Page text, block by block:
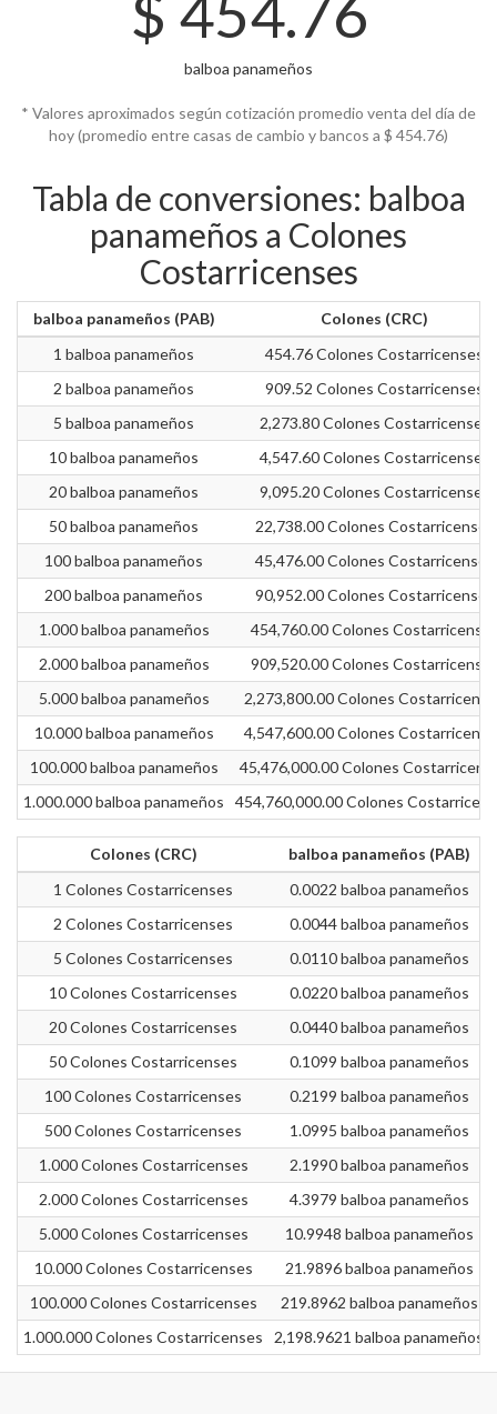
balboa panameños
* Valores aproximados según cotización promedio venta del día de
hoy (promedio entre casas de cambio y bancos a $ 454.76)
Tabla de conversiones: balboa
panameños a Colones
Costarricenses
balboa panameños (PAB)
Colones (CRC)
1 balboa panameños
454.76 Colones Costarricenses
2 balboa panameños
909.52 Colones Costarricenses
5 balboa panameños
2,273.80 Colones Costarricenses
10 balboa panameños
4,547.60 Colones Costarricenses
20 balboa panameños
9,095.20 Colones Costarricenses
50 balboa panameños
22,738.00 Colones Costarricenses
100 balboa panameños
45,476.00 Colones Costarricenses
200 balboa panameños
90,952.00 Colones Costarricenses
1.000 balboa panameños
454,760.00 Colones
2.000 balboa panameños
909,520.00 Colones
5.000 balboa panameños
2,273,800.00 Colones
10.000 balboa panameños
4,547,600.00 Colones
100.000 balboa panameños
45,476,000.00 Colones
1.000.000 balboa panameños
454,760,000.00 Colones
Colones (CRC)
balboa panameños (PAB)
1 Colones Costarricenses
0.0022 balboa panameños
2 Colones Costarricenses
0.0044 balboa panameños
5 Colones Costarricenses
0.0110 balboa panameños
10 Colones Costarricenses
0.0220 balboa panameños
20 Colones Costarricenses
0.0440 balboa panameños
50 Colones Costarricenses
0.1099 balboa panameños
100 Colones Costarricenses
0.2199 balboa panameños
500 Colones Costarricenses
1.0995 balboa panameños
1.000 Colones Costarricenses
2.1990 balboa panameños
2.000 Colones Costarricenses
4.3979 balboa panameños
5.000 Colones Costarricenses
10.9948 balboa panameños
10.000 Colones Costarricenses
21.9896 balboa panameños
100.000 Colones Costarricenses
219.8962 balboa panameños
1.000.000 Colones Costarricenses
2,198.9621 balboa panameños